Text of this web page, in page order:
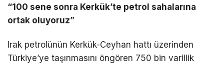
“100 sene sonra Kerkük’te petrol sahalarına
ortak oluyoruz”
Irak petrolünün Kerkük-Ceyhan hattı üzerinden
Türkiye’ye taşınmasını öngören 750 bin varillik